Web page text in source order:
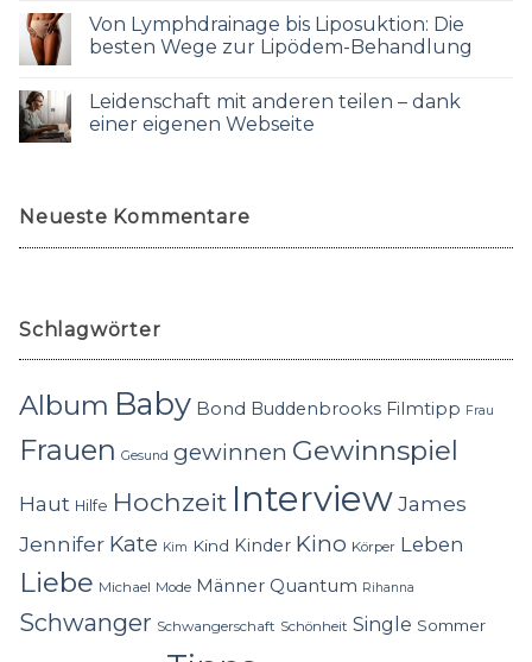
Von Lymphdrainage bis Liposuktion: Die
besten Wege zur Lipödem-Behandlung
Leidenschaft mit anderen teilen – dank
einer eigenen Webseite
Neueste Kommentare
Schlagwörter
Album Baby Bond Buddenbrooks Filmtipp Frau
Frauen Gesund gewinnen Gewinnspiel
Haut Hilfe Hochzeit InterviewJames
Jennifer Kate Kim Kind Kinder Kino Körper Leben
Liebe Michael Mode Männer Quantum Rihanna
Schwanger Schwangerschaft Schönheit Single Sommer